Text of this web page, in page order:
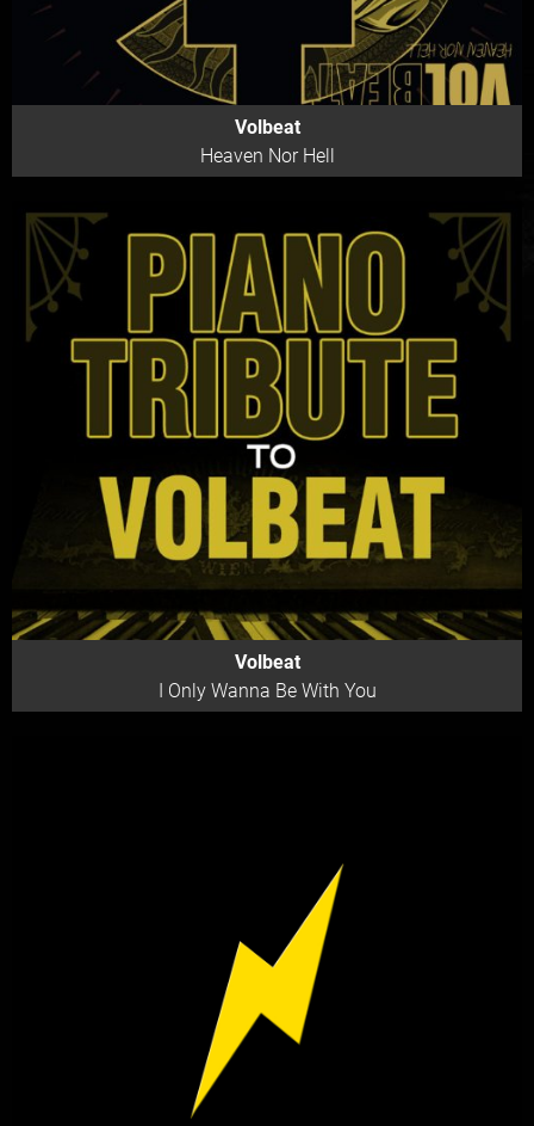
Volbeat
Heaven Nor Hell
Volbeat
I Only Wanna Be With You